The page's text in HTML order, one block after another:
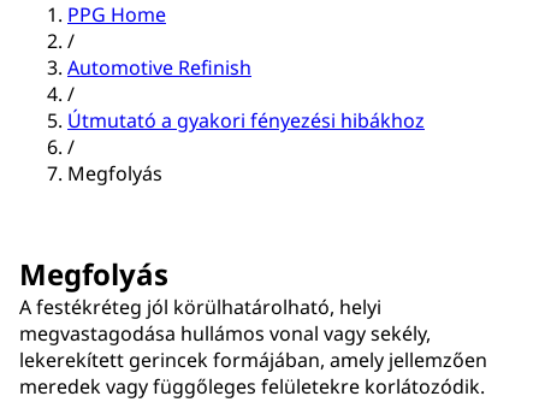
PPG Home
/
Automotive Refinish
/
Útmutató a gyakori fényezési hibákhoz
/
Megfolyás
Megfolyás
A festékréteg jól körülhatárolható, helyi
megvastagodása hullámos vonal vagy sekély,
lekerekített gerincek formájában, amely jellemzően
meredek vagy függőleges felületekre korlátozódik.